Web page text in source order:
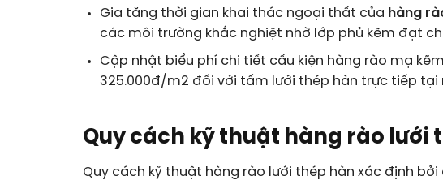
Gia tăng thời gian khai thác ngoại thất của hàng
các môi trường khắc nghiệt nhờ lớp phủ kẽm đạt
Cập nhật biểu phí chi tiết cấu kiện hàng rào mạ
325.000đ/m2 đối với tấm lưới thép hàn trực tiếp tại
Quy cách kỹ thuật hàng rào lưới
Quy cách kỹ thuật hàng rào lưới thép hàn xác định bởi